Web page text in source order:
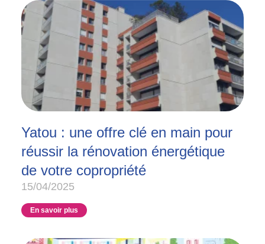
Yatou : une offre clé en main pour
réussir la rénovation énergétique
de votre copropriété
15/04/2025
En savoir plus